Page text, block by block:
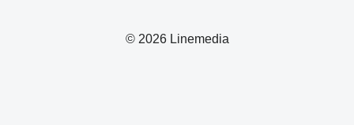
© 2026 Linemedia